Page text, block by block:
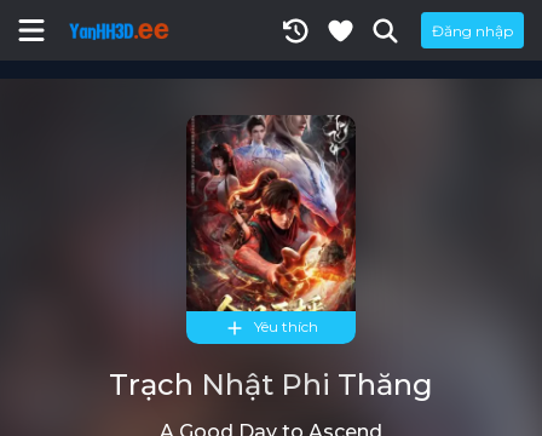
Đăng nhập
Yêu thích
Trạch Nhật Phi Thăng